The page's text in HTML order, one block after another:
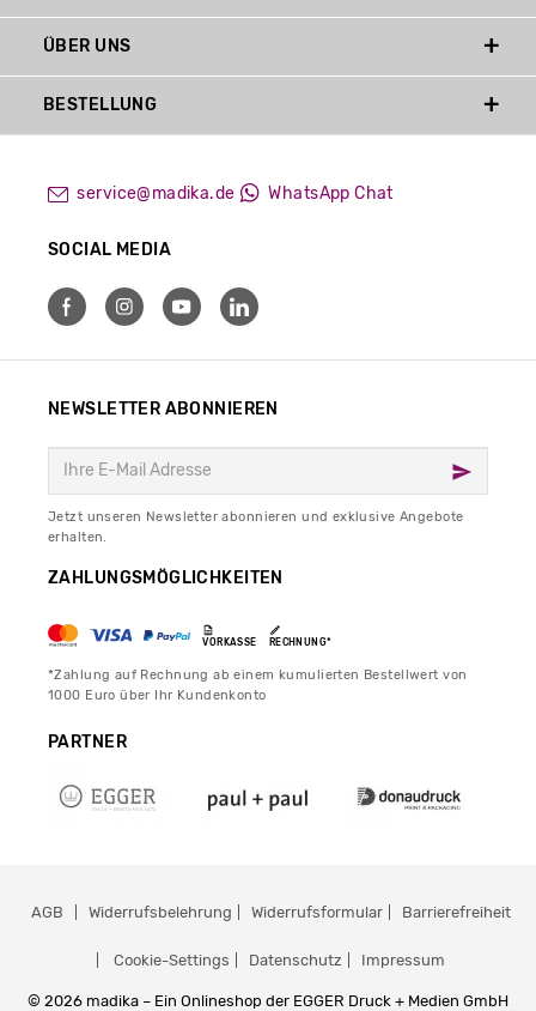
service@madika.de WhatsApp Chat
SOCIAL MEDIA
ÜBER UNS
BESTELLUNG
NEWSLETTER ABONNIEREN
Jetzt unseren Newsletter abonnieren und exklusive Angebote
erhalten.
ZAHLUNGSMÖGLICHKEITEN
VORKASSE RECHNUNG*
*Zahlung auf Rechnung ab einem kumulierten Bestellwert von
1000 Euro über Ihr Kundenkonto
PARTNER
© 2026 madika – Ein Onlineshop der EGGER Druck + Medien GmbH
AGB Widerrufsbelehrung Widerrufsformular Barrierefreiheit
Cookie-Settings Datenschutz Impressum